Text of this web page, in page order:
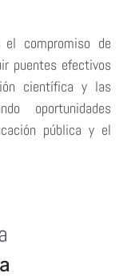
compromiso de
puentes efectivos
científica y las
oportunidades
pública y el